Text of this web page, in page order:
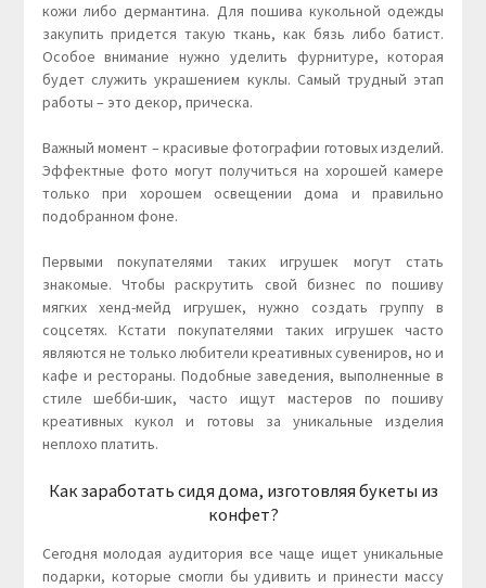
кожи либо дермантина. Для пошива кукольной одежды
закупить придется такую ткань, как бязь либо батист.
Особое внимание нужно уделить фурнитуре, которая
будет служить украшением куклы. Самый трудный этап
работы – это декор, прическа.
Важный момент – красивые фотографии готовых изделий.
Эффектные фото могут получиться на хорошей камере
только при хорошем освещении дома и правильно
подобранном фоне.
Первыми покупателями таких игрушек могут стать
знакомые. Чтобы раскрутить свой бизнес по пошиву
мягких хенд-мейд игрушек, нужно создать группу в
соцсетях. Кстати покупателями таких игрушек часто
являются не только любители креативных сувениров, но и
кафе и рестораны. Подобные заведения, выполненные в
стиле шебби-шик, часто ищут мастеров по пошиву
креативных кукол и готовы за уникальные изделия
неплохо платить.
Как заработать сидя дома, изготовляя букеты из
конфет?
Сегодня молодая аудитория все чаще ищет уникальные
подарки, которые смогли бы удивить и принести массу